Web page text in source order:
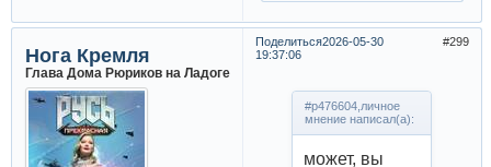
Поделиться 299
2026-05-30
19:37:06
Нога Кремля
Глава Дома Рюриков на Ладоге
#p476604,личное
мнение написал(а):
может, вы